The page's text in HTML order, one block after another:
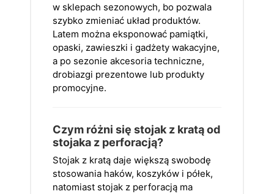
w sklepach sezonowych, bo pozwala
szybko zmieniać układ produktów.
Latem można eksponować pamiątki,
opaski, zawieszki i gadżety wakacyjne,
a po sezonie akcesoria techniczne,
drobiazgi prezentowe lub produkty
promocyjne.
Czym różni się stojak z kratą od
stojaka z perforacją?
Stojak z kratą daje większą swobodę
stosowania haków, koszyków i półek,
natomiast stojak z perforacją ma